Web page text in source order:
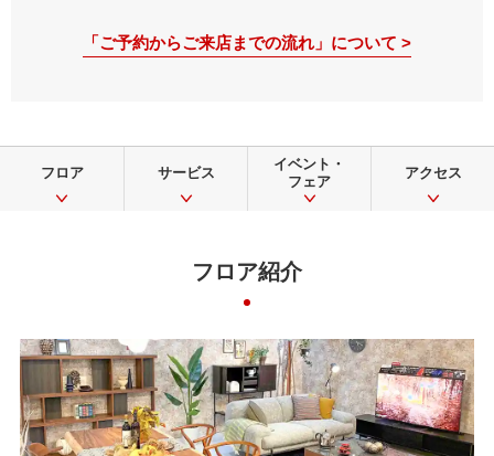
「ご予約からご来店までの流れ」について >
フロア サービス
イベント・
フェア
アクセス
フロア紹介